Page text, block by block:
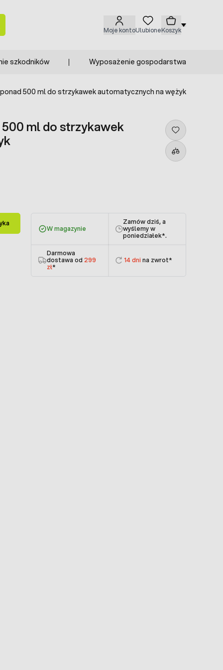
Moje kontoUlubioneKoszyk
szkodników Wyposażenie gospodarstwa
500 ml do strzykawek automatycznych na wężyk
ml do strzykawek
W magazynie
Zamów dziś, a
wyślemy w
poniedziałek*.
Darmowa
dostawa od 299
zł*
14 dni na zwrot*